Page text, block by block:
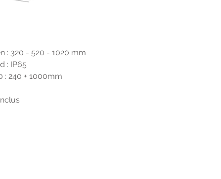
: 320 - 520 - 1020 mm
: IP65
: 240 + 1000mm